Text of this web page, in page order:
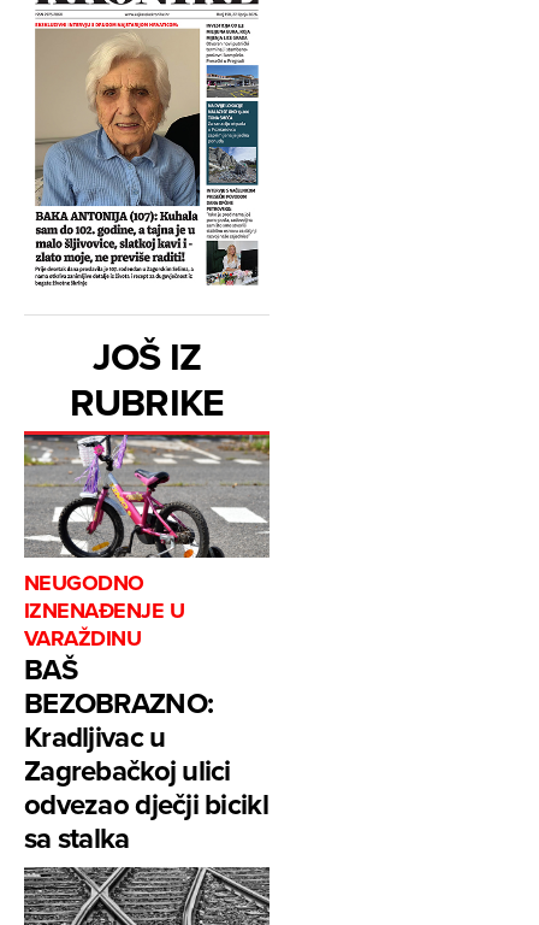
JOŠ IZ
RUBRIKE
NEUGODNO
IZNENAĐENJE U
VARAŽDINU
BAŠ
BEZOBRAZNO:
Kradljivac u
Zagrebačkoj ulici
odvezao dječji bicikl
sa stalka